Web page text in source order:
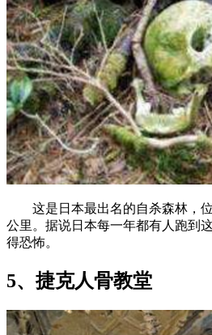
这是日本最出名的自杀森林，位
公里。据说日本每一年都有人跑到
得恐怖。
5、捷克人骨教堂